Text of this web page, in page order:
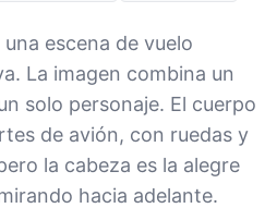
escena de vuelo
La imagen combina un
solo personaje. El cuerpo
de avión, con ruedas y
la cabeza es la alegre
hacia adelante.